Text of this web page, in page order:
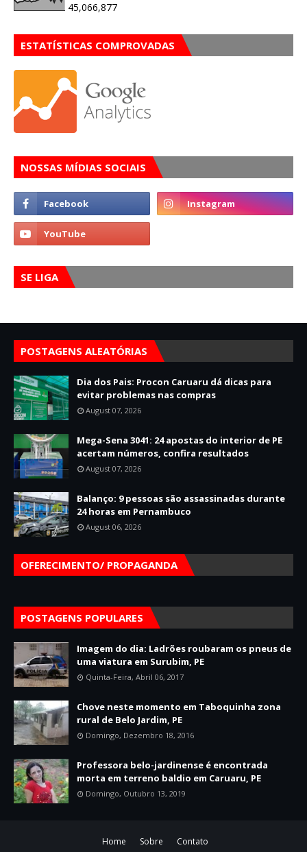
45,066,877
ESTATÍSTICAS COMPROVADAS
NOSSAS MÍDIAS SOCIAIS
SE LIGA
POSTAGENS ALEATÓRIAS
Dia dos Pais: Procon Caruaru dá dicas para
evitar problemas nas compras
August 07, 2026
Mega-Sena 3041: 24 apostas do interior de PE
acertam números, confira resultados
August 07, 2026
Balanço: 9 pessoas são assassinadas durante
24 horas em Pernambuco
August 06, 2026
OFERECIMENTO/ PROPAGANDA
POSTAGENS POPULARES
Imagem do dia: Ladrões roubaram os pneus de
uma viatura em Surubim, PE
Quinta-Feira, Abril 06, 2017
Chove neste momento em Taboquinha zona
rural de Belo Jardim, PE
Domingo, Dezembro 18, 2016
Professora belo-jardinense é encontrada
morta em terreno baldio em Caruaru, PE
Domingo, Outubro 13, 2019
Home Sobre Contato